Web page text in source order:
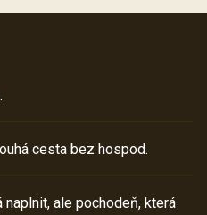
cesta bez hospod.
ale pochodeň, která